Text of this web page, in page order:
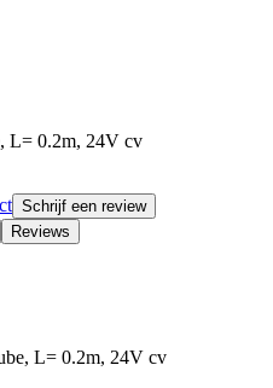
L= 0.2m, 24V cv
Schrijf een review
Reviews
L= 0.2m, 24V cv